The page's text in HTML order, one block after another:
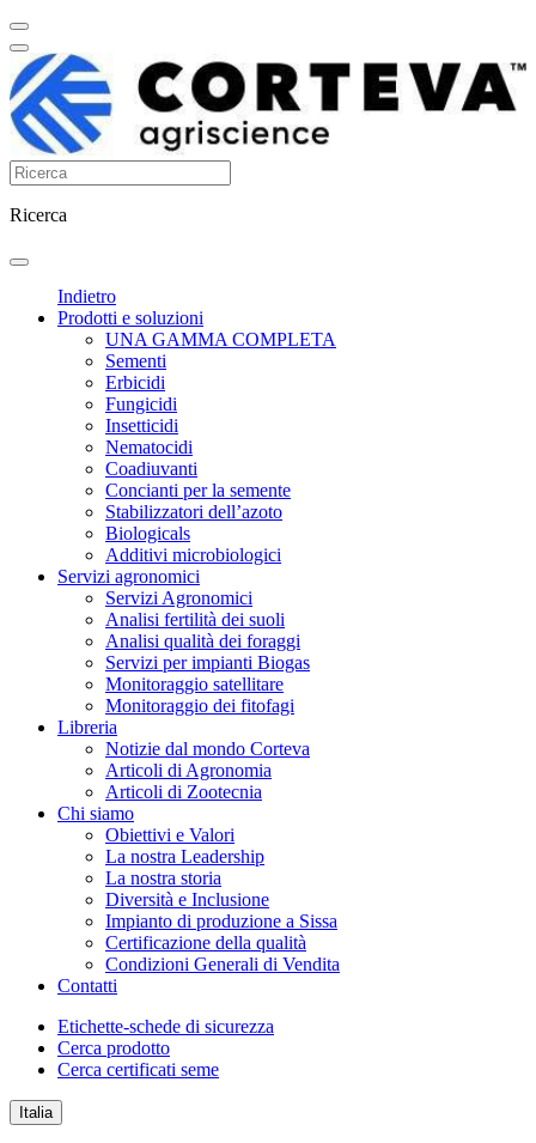
Ricerca
Indietro
Prodotti e soluzioni
UNA GAMMA COMPLETA
Sementi
Erbicidi
Fungicidi
Insetticidi
Nematocidi
Coadiuvanti
Concianti per la semente
Stabilizzatori dell’azoto
Biologicals
Additivi microbiologici
Servizi agronomici
Servizi Agronomici
Analisi fertilità dei suoli
Analisi qualità dei foraggi
Servizi per impianti Biogas
Monitoraggio satellitare
Monitoraggio dei fitofagi
Libreria
Notizie dal mondo Corteva
Articoli di Agronomia
Articoli di Zootecnia
Chi siamo
Obiettivi e Valori
La nostra Leadership
La nostra storia
Diversità e Inclusione
Impianto di produzione a Sissa
Certificazione della qualità
Condizioni Generali di Vendita
Contatti
Etichette-schede di sicurezza
Cerca prodotto
Cerca certificati seme
Italia